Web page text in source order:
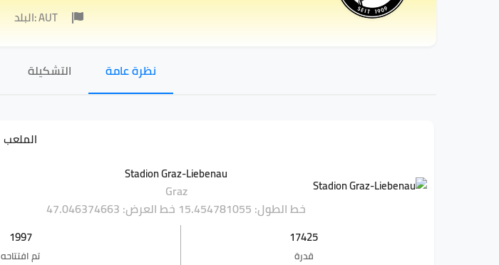
البلد: AUT
نظرة عامة التشكيلة
الملعب
Stadion Graz-Liebenau
Graz
خط الطول: 15.454781055
خط العرض: 47.046374663
17425
قدرة
1997
تم افتتاحه